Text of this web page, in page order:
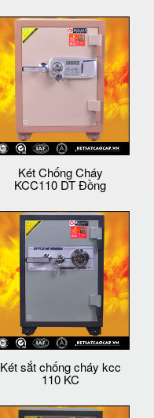
Két Chống Cháy
KCC110 DT Đồng
Két sắt chống cháy kcc
110 KC